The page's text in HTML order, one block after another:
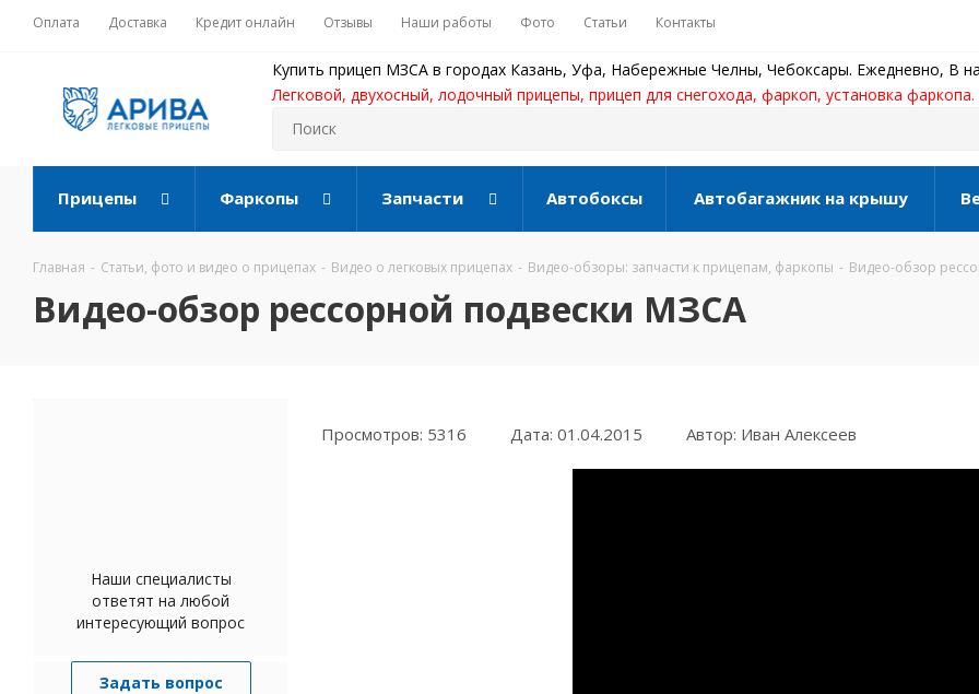
Оплата Доставка Кредит онлайн Отзывы Наши работы Фото Статьи Контакты
Купить прицеп МЗСА в городах Казань, Уфа, Набережные Челны, Чебоксары. Ежедневно, В
Легковой, двухосный, лодочный прицепы, прицеп для снегохода, фаркоп, установка фаркопа.
Прицепы Фаркопы Запчасти Автобоксы Автобагажник на крышу
Главная - Статьи, фото и видео о прицепах - Видео о легковых прицепах - Видео-обзоры: запчасти к прицепам, фаркопы - Видео-обзор
Видео-обзор рессорной подвески МЗСА
Просмотров: 5316 Дата: 01.04.2015 Автор: Иван Алексеев
Наши специалисты
ответят на любой
интересующий вопрос
Задать вопрос